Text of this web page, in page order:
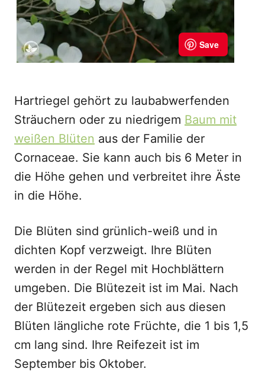
Hartriegel gehört zu laubabwerfenden
Sträuchern oder zu niedrigem Baum mit
weißen Blüten aus der Familie der
Cornaceae. Sie kann auch bis 6 Meter in
die Höhe gehen und verbreitet ihre Äste
in die Höhe.
Die Blüten sind grünlich-weiß und in
dichten Kopf verzweigt. Ihre Blüten
werden in der Regel mit Hochblättern
umgeben. Die Blütezeit ist im Mai. Nach
der Blütezeit ergeben sich aus diesen
Blüten längliche rote Früchte, die 1 bis 1,5
cm lang sind. Ihre Reifezeit ist im
September bis Oktober.